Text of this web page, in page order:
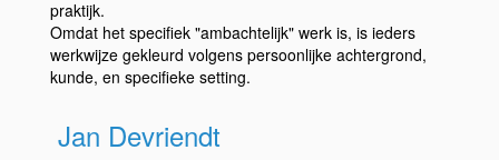
praktijk.
Omdat het specifiek "ambachtelijk" werk is, is ieders
werkwijze gekleurd volgens persoonlijke achtergrond,
kunde, en specifieke setting.
Jan Devriendt